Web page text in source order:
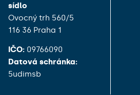
sídlo
Ovocný trh 560/5
116 36 Praha 1
IČO: 09766090
Datová schránka:
5udimsb